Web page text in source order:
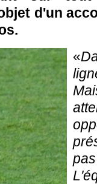
d'un
«